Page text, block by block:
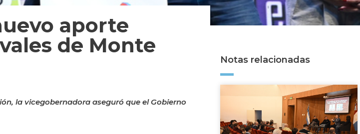
aporte
de Monte
la vicegobernadora aseguró que el Gobierno
Notas relacionadas